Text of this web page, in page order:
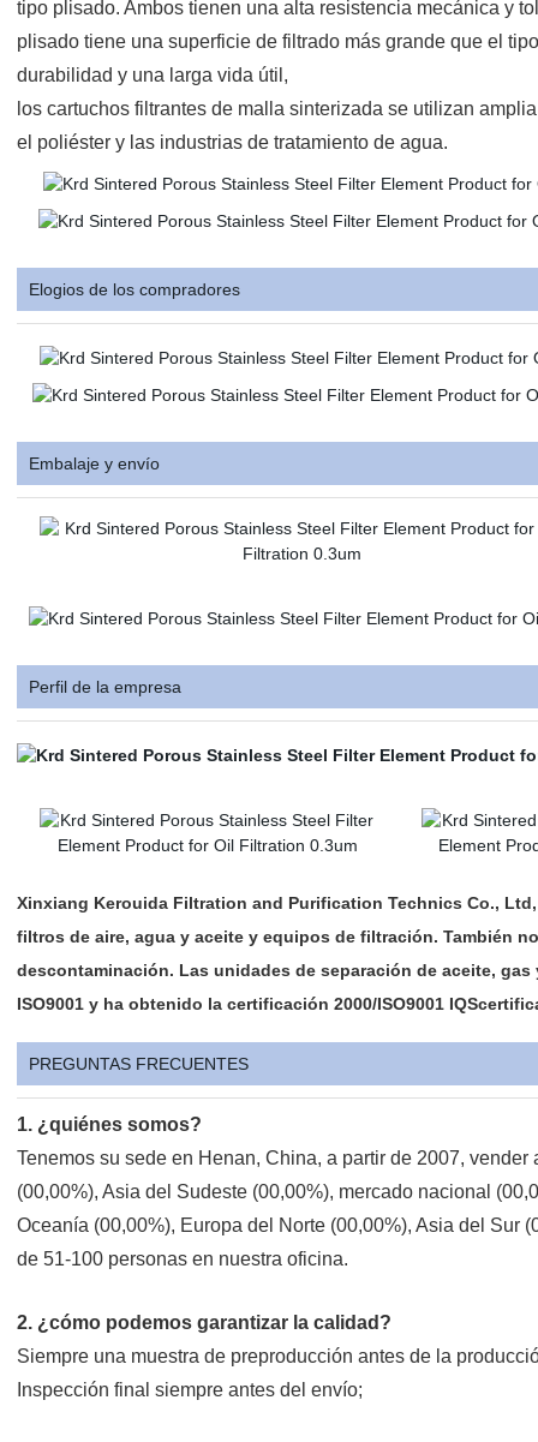
tipo plisado. Ambos tienen una alta resistencia mecánica y
plisado tiene una superficie de filtrado más grande que el
durabilidad y una larga vida útil,
los cartuchos filtrantes de malla sinterizada se utilizan
el poliéster y las industrias de tratamiento de agua.
Elogios de los compradores
Embalaje y envío
Perfil de la empresa
Xinxiang Kerouida Filtration and Purification Technics Co.,
filtros de aire, agua y aceite y equipos de filtración. También
descontaminación. Las unidades de separación de aceite,
ISO9001 y ha obtenido la certificación 2000/ISO9001
PREGUNTAS FRECUENTES
1. ¿quiénes somos?
Tenemos su sede en Henan, China, a partir de 2007,
(00,00%), Asia del Sudeste (00,00%), mercado nacional
Oceanía (00,00%), Europa del Norte (00,00%), Asia del Sur
de 51-100 personas en nuestra oficina.
2. ¿cómo podemos garantizar la calidad?
Siempre una muestra de preproducción antes de la
Inspección final siempre antes del envío;